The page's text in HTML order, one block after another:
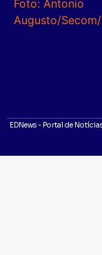
EDNews - Portal de